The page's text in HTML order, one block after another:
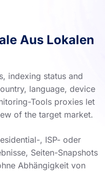
Aus Lokalen
indexing status and
language, device
Tools proxies let
of the target market.
, ISP- oder
Seiten-Snapshots
Abhängigkeit von